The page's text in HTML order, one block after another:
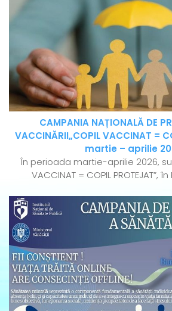
CAMPANIA NAȚIONALĂ DE
VACCINĂRII„COPIL VACCINAT =
martie – aprilie
În perioada martie-aprilie 2026,
VACCINAT = COPIL PROTEJAT”,